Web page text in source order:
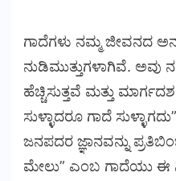
ಗಾದೆಗಳು ನಮ್ಮ ಜೀವನದ
ನುಡಿಮುತ್ತುಗಳಾಗಿವೆ. ಅವು
ಹೆಚ್ಚಿಸುತ್ತವೆ ಮತ್ತು
ಸುಳ್ಳಾದರೂ ಗಾದೆ
ಜನಪದರ ಜ್ಞಾನವನ್ನು
ಮೇಲು” ಎಂಬ ಗಾದೆಯು ಈ